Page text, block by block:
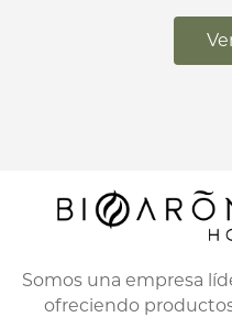
Somos una empresa
ofreciendo